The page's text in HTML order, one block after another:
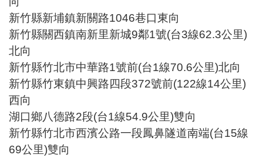
新竹縣新埔鎮新關路1046巷口東向
新竹縣關西鎮南新里新城9鄰1號(台3線62.3公里)
北向
新竹縣竹北市中華路1號前(台1線70.6公里)北向
新竹縣竹東鎮中興路四段372號前(122線14公里)
西向
湖口鄉八德路2段(台1線54.9公里)雙向
新竹縣竹北市西濱公路一段鳳鼻隧道南端(台15線
69公里)雙向